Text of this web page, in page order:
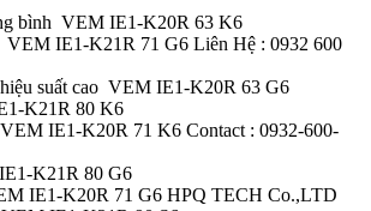
bình VEM IE1-K20R 63 K6
IE1-K21R 71 G6 Liên Hệ : 0932 600
suất cao VEM IE1-K20R 63 G6
K21R 80 K6
IE1-K20R 71 K6 Contact : 0932-600-
K21R 80 G6
IE1-K20R 71 G6 HPQ TECH Co.,LTD